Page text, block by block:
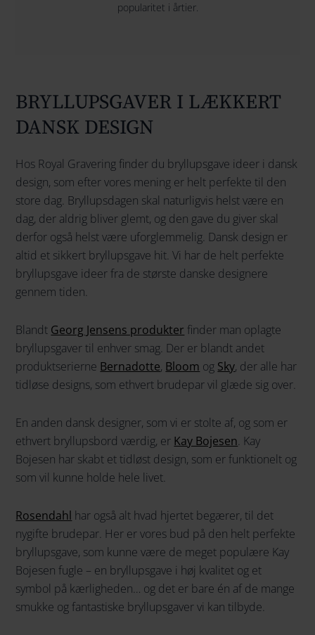
popularitet i årtier.
BRYLLUPSGAVER I LÆKKERT
DANSK DESIGN
Hos Royal Gravering finder du bryllupsgave ideer i dansk
design, som efter vores mening er helt perfekte til den
store dag. Bryllupsdagen skal naturligvis helst være en
dag, der aldrig bliver glemt, og den gave du giver skal
derfor også helst være uforglemmelig. Dansk design er
altid et sikkert bryllupsgave hit. Vi har de helt perfekte
bryllupsgave ideer fra de største danske designere
gennem tiden.
Blandt Georg Jensens produkter finder man oplagte
bryllupsgaver til enhver smag. Der er blandt andet
produktserierne Bernadotte, Bloom og Sky, der alle har
tidløse designs, som ethvert brudepar vil glæde sig over.
En anden dansk designer, som vi er stolte af, og som er
ethvert bryllupsbord værdig, er Kay Bojesen. Kay
Bojesen har skabt et tidløst design, som er funktionelt og
som vil kunne holde hele livet.
Rosendahl har også alt hvad hjertet begærer, til det
nygifte brudepar. Her er vores bud på den helt perfekte
bryllupsgave, som kunne være de meget populære Kay
Bojesen fugle – en bryllupsgave i høj kvalitet og et
symbol på kærligheden… og det er bare én af de mange
smukke og fantastiske bryllupsgaver vi kan tilbyde.